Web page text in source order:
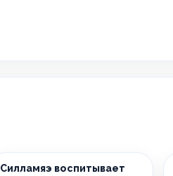
Силламяэ воспитывает